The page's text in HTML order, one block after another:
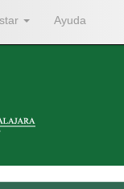
Ayuda